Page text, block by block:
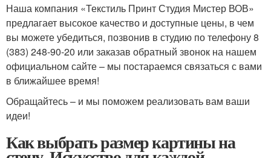
Наша компания «Текстиль Принт Студия Мистер ВОВ»
предлагает высокое качество и доступные цены, в чем
вы можете убедиться, позвонив в студию по телефону 8
(383) 248-90-20 или заказав обратный звонок на нашем
официальном сайте – мы постараемся связаться с вами
в ближайшее время!
Обращайтесь – и мы поможем реализовать вам ваши
идеи!
Как выбрать размер картины на